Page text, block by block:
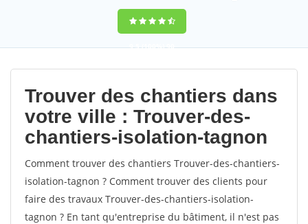
9,5(100%)90
votes
Trouver des chantiers dans
votre ville : Trouver-des-
chantiers-isolation-tagnon
Comment trouver des chantiers Trouver-des-chantiers-
isolation-tagnon ? Comment trouver des clients pour
faire des travaux Trouver-des-chantiers-isolation-
tagnon ? En tant qu'entreprise du bâtiment, il n'est pas